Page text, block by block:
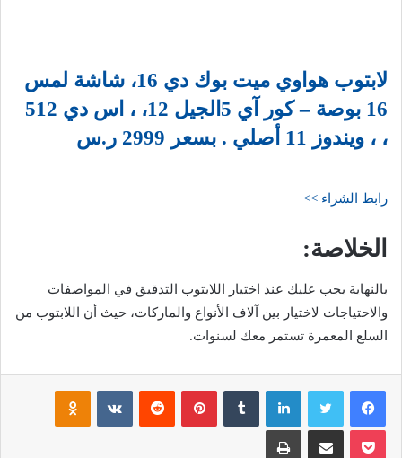
لابتوب هواوي ميت بوك دي 16، شاشة لمس
16 بوصة – كور آي 5الجيل 12، ، اس دي 512
، ، ويندوز 11 أصلي . بسعر 2999 ر.س
رابط الشراء >>
الخلاصة:
بالنهاية يجب عليك عند اختيار اللابتوب التدقيق في المواصفات
والاحتياجات لاختيار بين آلاف الأنواع والماركات، حيث أن اللابتوب من
السلع المعمرة تستمر معك لسنوات.
فيسبوك لينكدإن بينتيريست
بوكيت